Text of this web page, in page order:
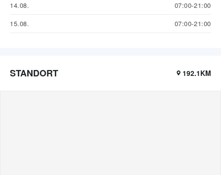
14.08.
07:00-21:00
15.08.
07:00-21:00
STANDORT 192.1KM